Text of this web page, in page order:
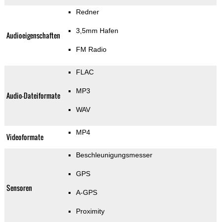
Audioeigenschaften
Redner
3,5mm Hafen
FM Radio
Audio-Dateiformate
FLAC
MP3
WAV
Videoformate MP4
Sensoren
Beschleunigungsmesser
GPS
A-GPS
Proximity